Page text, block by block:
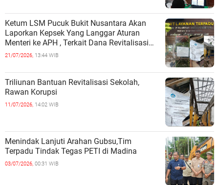
Ketum LSM Pucuk Bukit Nusantara Akan
Laporkan Kepsek Yang Langgar Aturan
Menteri ke APH , Terkait Dana Revitalisasi
Sekolah
21/07/2026, 13:44 WIB
Triliunan Bantuan Revitalisasi Sekolah,
Rawan Korupsi
11/07/2026, 14:02 WIB
Menindak Lanjuti Arahan Gubsu,Tim
Terpadu Tindak Tegas PETI di Madina
03/07/2026, 00:31 WIB